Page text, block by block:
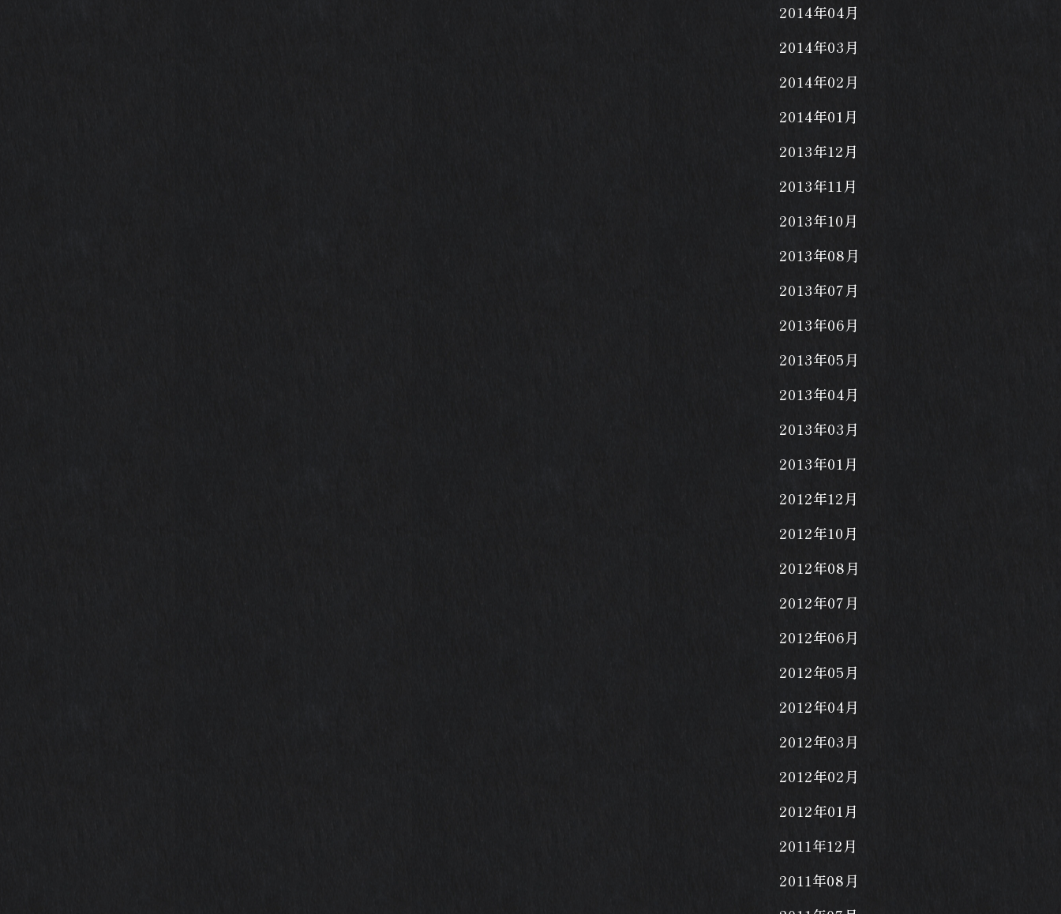
2014年04月
2014年03月
2014年02月
2014年01月
2013年12月
2013年11月
2013年10月
2013年08月
2013年07月
2013年06月
2013年05月
2013年04月
2013年03月
2013年01月
2012年12月
2012年10月
2012年08月
2012年07月
2012年06月
2012年05月
2012年04月
2012年03月
2012年02月
2012年01月
2011年12月
2011年08月